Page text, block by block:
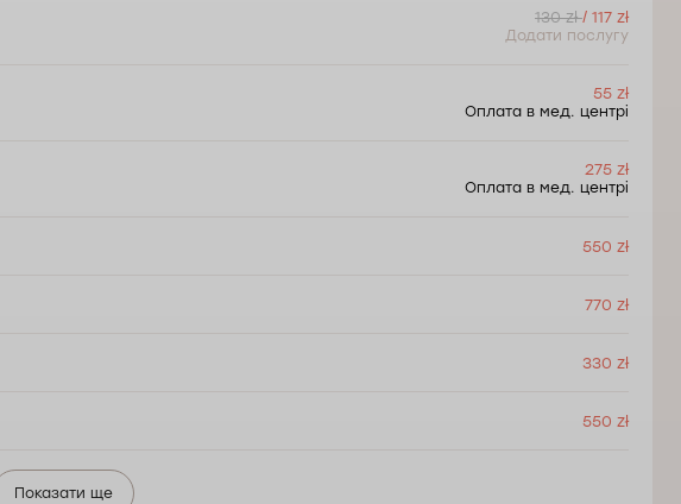
130 zł/ 117 zł
Додати послугу
55 zł
Оплата в мед. центрі
275 zł
Оплата в мед. центрі
550 zł
770 zł
330 zł
550 zł
Показати ще